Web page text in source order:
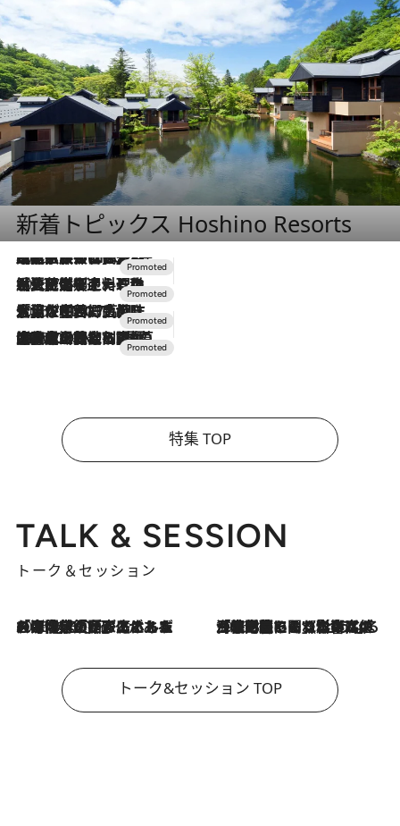
新着トピックス Hoshino Resorts
2026.7.31
【ホテル帰省】という選択肢をOMOが提案。家族とほどよい距離を保つには「昼は実家、夜は気兼ねなくホテルで！」
2026.7.24
【夏限定ディナーコース】旬を迎える稚鮎や花ズッキーニなどをイタリア・トスカーナの郷土料理の手法で満喫！
2026.7.17
「土佐和ハーブかき氷」がOMO7高知に登場！生姜、山椒、大葉など目にも舌にも涼を呼ぶ郷土の味
2026.7.10
NEW OPEN！【界 草津】名湯の地に誕生。趣の異なる2種の温泉と上州ならではの会席・蕎麦割烹など美食を味わう究極の癒やし旅
特集 TOP
TALK & SESSION
トーク＆セッション
2026.8.3
「今後値上げがあるとすれば…」「リスクがあるのは今年の冬」エネルギー専門家が語る、ホルムズ海峡封鎖が家庭にもたらす“ある心配” 2026.8.3
「住宅建てられない…」「サーチャージ料の高値が続いている」ホルムズ海峡封鎖による影響はいつまで続く？《エネルギー専門家に聞く“どうなる日本の暮らし”》
トーク&セッション TOP